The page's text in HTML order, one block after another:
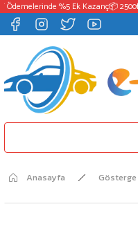
%5 Ek Kazanç📦
Anasayfa